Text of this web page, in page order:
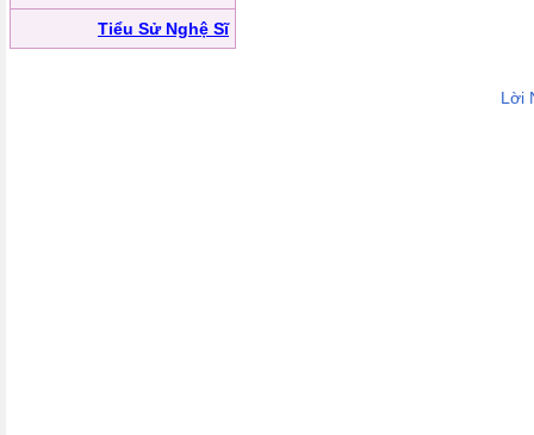
Tiểu Sử Nghệ Sĩ
Lời